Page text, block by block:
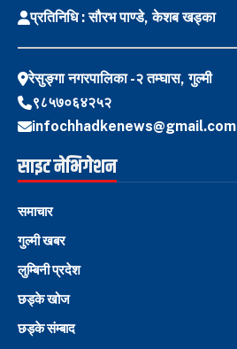
प्रतिनिधि : सौरभ पाण्डे, केशब खड्का
रेसुङ्गा नगरपालिका -२ तम्घास, गुल्मी
९८५७०६४२५२
infochhadkenews@gmail.com
साइट नेभिगेशन
समाचार
गुल्मी खबर
लुम्बिनी प्रदेश
छड्के खोज
छड्के संम्बाद